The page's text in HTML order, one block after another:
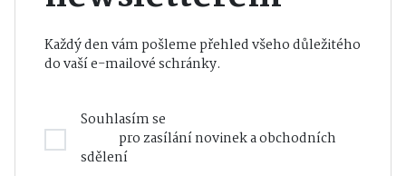
Každý den vám pošleme přehled všeho důležitého
do vaší e-mailové schránky.
Souhlasím se
pro zasílání novinek a obchodních
sdělení